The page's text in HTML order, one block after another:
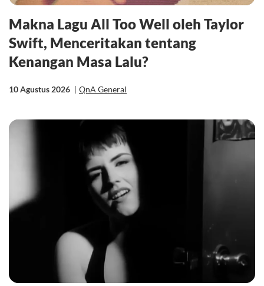
Makna Lagu All Too Well oleh Taylor
Swift, Menceritakan tentang
Kenangan Masa Lalu?
10 Agustus 2026 | QnA General